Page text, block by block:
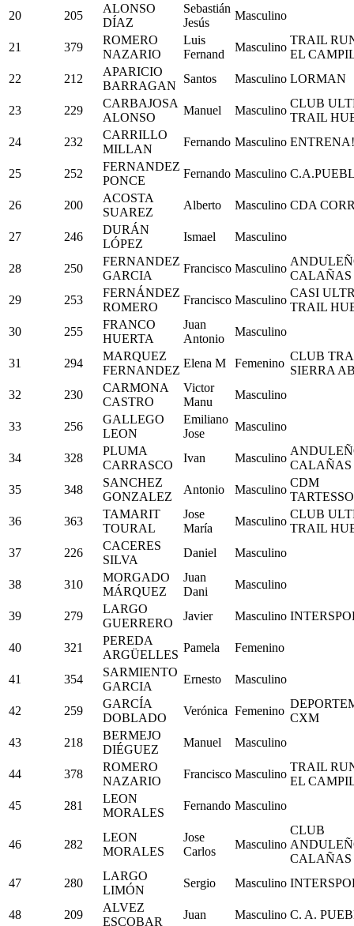
20
205
ALONSO
DÍAZ
Sebastián
Jesús
Masculino
21 379
ROMERO
NAZARIO
Luis
Fernand
Masculino
TRAIL
EL
22
212
APARICIO
BARRAGAN
Santos Masculino LORMAN
23 229
CARBAJOSA
ALONSO
Manuel Masculino
CLUB
TRAIL
24
232
CARRILLO
MILLAN
Fernando Masculino ENTRENA!
25 252
FERNANDEZ
PONCE
Fernando Masculino
26 200
ACOSTA
SUAREZ
Alberto Masculino CDA
27 246
DURÁN
LÓPEZ
Ismael Masculino
28 250
FERNANDEZ
GARCIA
Francisco Masculino
CALAÑAS
29
253
FERNÁNDEZ
ROMERO
Francisco Masculino
CASI
TRAIL
30
255
FRANCO
HUERTA
Juan
Antonio
Masculino
31 294
MARQUEZ
FERNANDEZ
Elena M Femenino
CLUB
SIERRA
32
230
CARMONA
CASTRO
Victor
Manu
Masculino
33 256
GALLEGO
LEON
Emiliano
Jose
Masculino
34 328
PLUMA
CARRASCO
Ivan Masculino
CALAÑAS
35
348
SANCHEZ
GONZALEZ
Antonio Masculino
CDM
36
363
TAMARIT
TOURAL
Jose
María
Masculino
CLUB
TRAIL
37
226
CACERES
SILVA
Daniel Masculino
38 310
MORGADO
MÁRQUEZ
Juan
Dani
Masculino
39 279
LARGO
GUERRERO
Javier Masculino
40 321
PEREDA
ARGÜELLES
Pamela Femenino
41 354
SARMIENTO
GARCIA
Ernesto Masculino
42 259
GARCÍA
DOBLADO
Verónica Femenino
CXM
43
218
BERMEJO
DIÉGUEZ
Manuel Masculino
44 378
ROMERO
NAZARIO
Francisco Masculino
TRAIL
EL
45
281
LEON
MORALES
Fernando Masculino
46 282
LEON
MORALES
Jose
Carlos
Masculino
CLUB
CALAÑAS
47
280
LARGO
LIMÓN
Sergio Masculino
48 209
ALVEZ
ESCOBAR
Juan Masculino C. A.